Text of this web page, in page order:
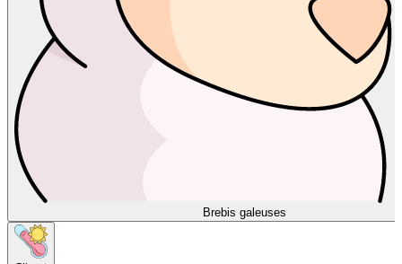
Brebis galeuses